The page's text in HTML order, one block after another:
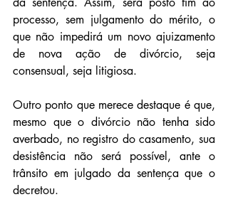
processo, sem julgamento do mérito, o
que não impedirá um novo ajuizamento
de nova ação de divórcio, seja
consensual, seja litigiosa.
Outro ponto que merece destaque é que,
mesmo que o divórcio não tenha sido
averbado, no registro do casamento, sua
desistência não será possível, ante o
trânsito em julgado da sentença que o
decretou.